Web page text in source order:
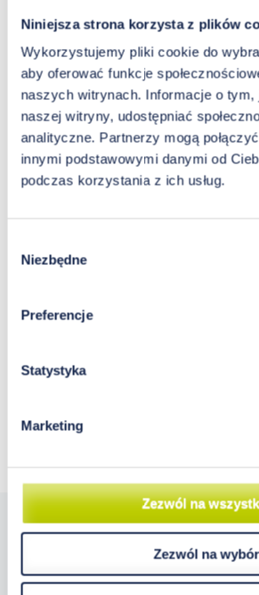
Niniejsza strona korzysta z plików
Wykorzystujemy pliki cookie do
aby oferować funkcje
naszych witrynach. Informacje o
naszej witryny, udostępniać
analityczne. Partnerzy mogą
innymi podstawowymi danymi od
podczas korzystania z ich usług.
zgody
Niezbędne
Preferencje
Statystyka
Marketing
Zezwól na
Zezwól na wybór
DIETPOINT
W bieżącym wydaniu znajdziesz
m.in.:
JAK SKUTECZNIE WZMOCNIĆ
PANIKI, CHOROBA ALZHEIMERA: JAK
MÓZG DZIĘKI DIECIE I SUPLEMENTACJI,